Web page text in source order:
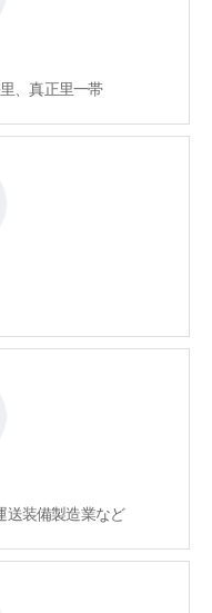
、真正里一帯
送装備製造業など